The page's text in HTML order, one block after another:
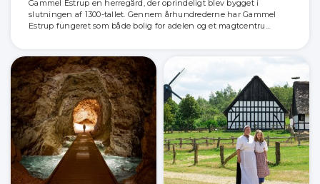
Gammel Estrup en herregård, der oprindeligt blev bygget i
slutningen af ​​1300-tallet. Gennem århundrederne har Gammel
Estrup fungeret som både bolig for adelen og et magtcentru...